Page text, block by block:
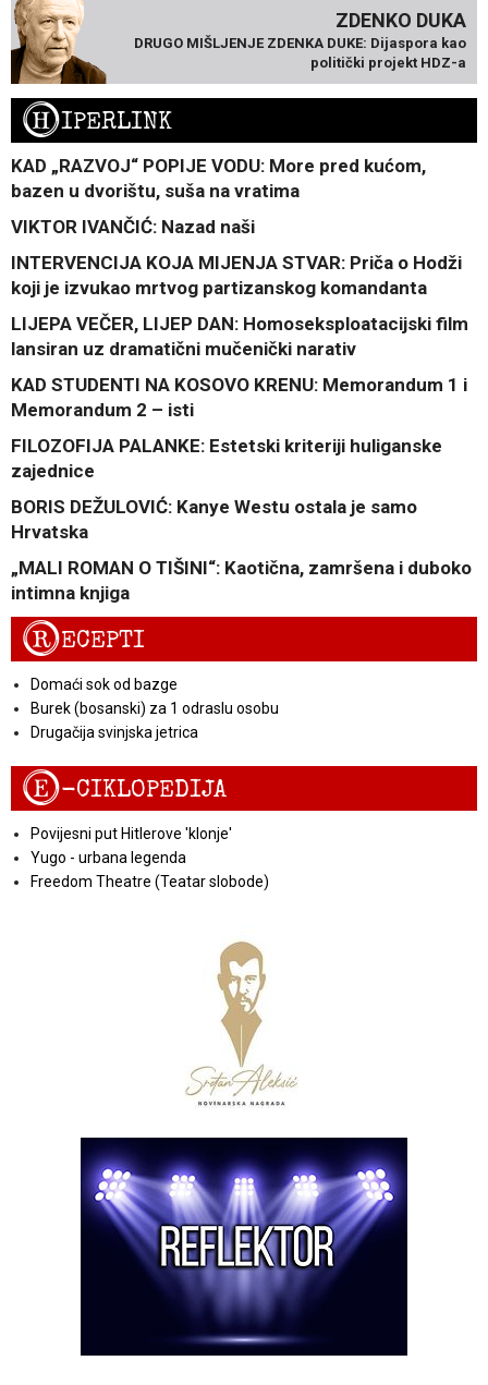
ZDENKO DUKA
DRUGO MIŠLJENJE ZDENKA DUKE: Dijaspora kao
politički projekt HDZ-a
HIPERLINK
KAD „RAZVOJ“ POPIJE VODU: More pred kućom,
bazen u dvorištu, suša na vratima
VIKTOR IVANČIĆ: Nazad naši
INTERVENCIJA KOJA MIJENJA STVAR: Priča o Hodži
koji je izvukao mrtvog partizanskog komandanta
LIJEPA VEČER, LIJEP DAN: Homoseksploatacijski film
lansiran uz dramatični mučenički narativ
KAD STUDENTI NA KOSOVO KRENU: Memorandum 1 i
Memorandum 2 – isti
FILOZOFIJA PALANKE: Estetski kriteriji huliganske
zajednice
BORIS DEŽULOVIĆ: Kanye Westu ostala je samo
Hrvatska
„MALI ROMAN O TIŠINI“: Kaotična, zamršena i duboko
intimna knjiga
RECEPTI
Domaći sok od bazge
Burek (bosanski) za 1 odraslu osobu
Drugačija svinjska jetrica
E-CIKLOPEDIJA
Povijesni put Hitlerove 'klonje'
Yugo - urbana legenda
Freedom Theatre (Teatar slobode)